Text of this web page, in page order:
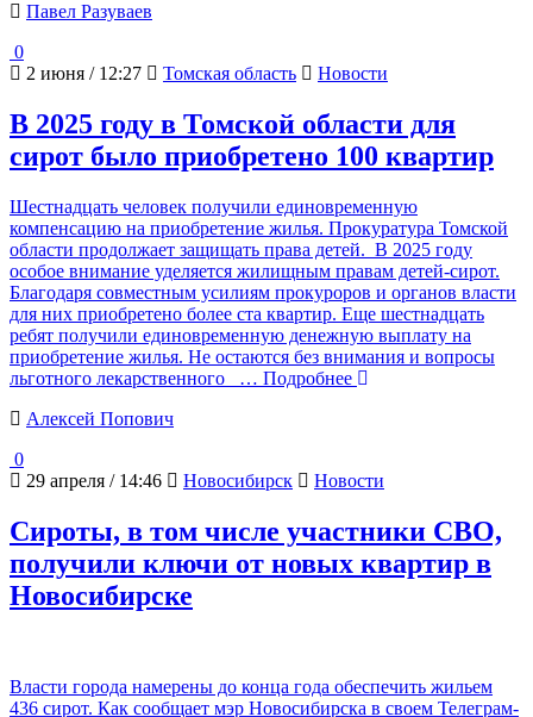
Павел Разуваев
0
2 июня / 12:27
Томская область Новости
В 2025 году в Томской области для
сирот было приобретено 100 квартир
Шестнадцать человек получили единовременную
компенсацию на приобретение жилья. Прокуратура Томской
области продолжает защищать права детей. В 2025 году
особое внимание уделяется жилищным правам детей-сирот.
Благодаря совместным усилиям прокуроров и органов власти
для них приобретено более ста квартир. Еще шестнадцать
ребят получили единовременную денежную выплату на
приобретение жилья. Не остаются без внимания и вопросы
льготного лекарственного
… Подробнее
Алексей Попович
0
29 апреля / 14:46
Новосибирск Новости
Сироты, в том числе участники СВО,
получили ключи от новых квартир в
Новосибирске
Власти города намерены до конца года обеспечить жильем
436 сирот. Как сообщает мэр Новосибирска в своем Телеграм-